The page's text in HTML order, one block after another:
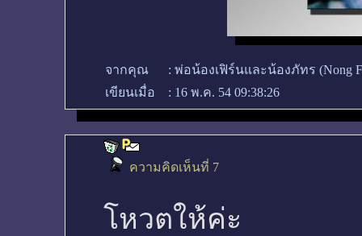
จากคุณ : พ่อน้องเฟิร์นและน้องภัทร (Nong
เขียนเมื่อ
: 16 พ.ค. 54 09:38:26
ความคิดเห็นที่ 7
โหวตให้ค่ะ